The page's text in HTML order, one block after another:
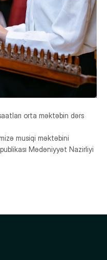
orta məktəbin dərs
musiqi məktəbini
Mədəniyyət Nazirliyi